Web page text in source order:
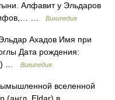
Алфавит у Эльдаров
…
Википедия
Ахадов Имя при
Дата рождения:
…
Википедия
вселенной